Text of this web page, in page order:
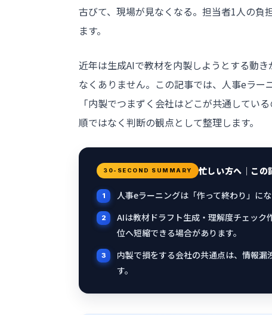
古びて、現場が見なくなる。担当者1人の負
ます。
近年は生成AIで教材を内製しようとする動
なくありません。この記事では、人事eラー
「内製でつまずく会社はどこが共通してい
順ではなく判断の観点として整理します。
30-SECOND SUMMARY 忙しい方へ｜この
人事eラーニングは「作って終わり」に
AIは教材ドラフト生成・理解度チェッ
位へ短縮できる場合があります。
内製で損をする会社の共通点は、情報
す。